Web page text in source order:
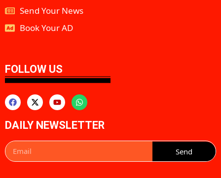
Send Your News
Book Your AD
FOLLOW US
DAILY NEWSLETTER
Send